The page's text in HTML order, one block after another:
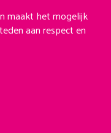
maakt het mogelijk
aan respect en